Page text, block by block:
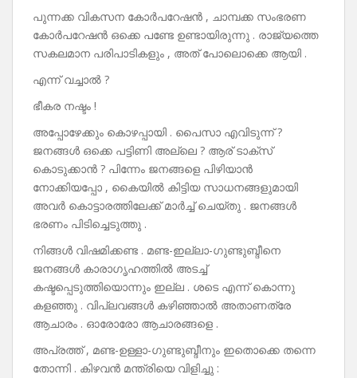
പുന്നക്ക വികസന കോർപറേഷൻ , ചാമ്പക്ക സംഭരണ
കോർപറേഷൻ ഒക്കെ പണ്ടേ ഉണ്ടായിരുന്നു . രാജ്യത്തെ
സകലമാന പരിപാടികളും , അത് പോലൊക്കെ ആയി .
എന്ന് വച്ചാൽ ?
ഭീകര നഷ്ടം !
അപ്പോഴേക്കും കൊഴപ്പായി . പൈസാ എവിടുന്ന് ?
ജനങ്ങൾ ഒക്കെ പട്ടിണി അല്ലെ ? ആര് ടാക്സ്
കൊടുക്കാൻ ? പിന്നേം ജനങ്ങളെ പിഴിയാൻ
നോക്കിയപ്പോ , കൈയിൽ കിട്ടിയ സാധനങ്ങളുമായി
അവർ കൊട്ടാരത്തിലേക്ക് മാർച്ച് ചെയ്തു . ജനങ്ങൾ
ഭരണം പിടിച്ചെടുത്തു .
നിങ്ങൾ വിഷമിക്കണ്ട . മണ്ട-ഇല്ലാ-ഗുണ്ടുബ്ദീനെ
ജനങ്ങൾ കാരാഗൃഹത്തിൽ അടച്ച്
കഷ്ടപ്പെടുത്തിയൊന്നും ഇല്ല . ശടെ എന്ന് കൊന്നു
കളഞ്ഞു . വിപ്ലവങ്ങൾ കഴിഞ്ഞാൽ അതാണത്രേ
ആചാരം . ഓരോരോ ആചാരങ്ങളെ .
അപ്രത്ത് , മണ്ട-ഉള്ളാ-ഗുണ്ടുബ്ദീനും ഇതൊക്കെ തന്നെ
തോന്നി . കിഴവൻ മന്ത്രിയെ വിളിച്ചു :